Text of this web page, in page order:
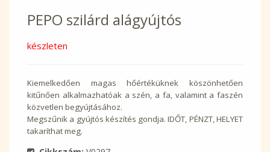
PEPO szilárd alágyújtós
készleten
Kiemelkedően magas hőértéküknek köszönhetően
kitűnően alkalmazhatóak a szén, a fa, valamint a faszén
közvetlen begyújtásához.
Megszűnik a gyújtós készítés gondja. IDŐT, PÉNZT, HELYET
takaríthat meg.